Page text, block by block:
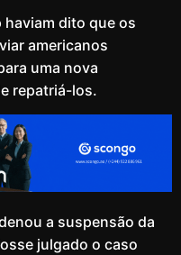
dito que os
americanos
uma nova
repatriá-los.
a suspensão da
julgado o caso